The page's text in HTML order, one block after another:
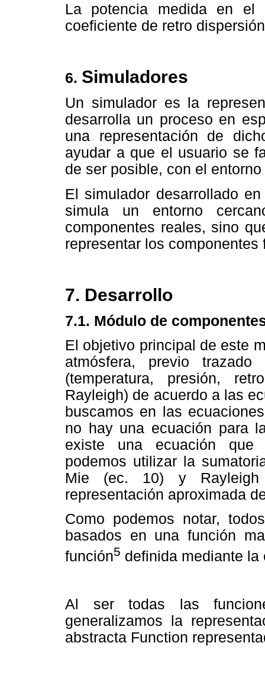
La potencia medida en
coeficiente de retro
6. Simuladores
Un simulador es la
desarrolla un proceso en
una representación de
ayudar a que el usuario se
de ser posible, con el
El simulador desarrollado
simula un entorno
componentes reales, sino
representar los componentes
7. Desarrollo
7.1. Módulo de
El objetivo principal de este
atmósfera, previo
(temperatura, presión,
Rayleigh) de acuerdo a las
buscamos en las
no hay una ecuación para
existe una ecuación que
podemos utilizar la
Mie (ec. 10) y
representación aproximada
Como podemos notar,
basados en una función
función5 definida mediante la
Al ser todas las
generalizamos la
abstracta Function